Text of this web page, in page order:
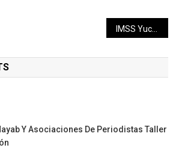
Y Asociaciones De Periodistas Taller